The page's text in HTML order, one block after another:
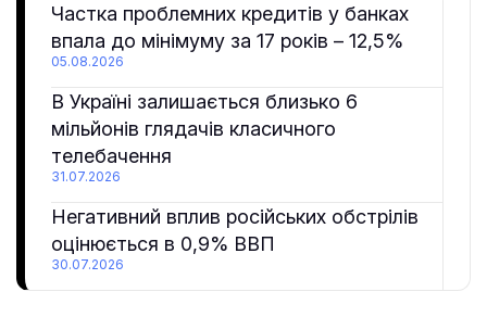
Частка проблемних кредитів у банках
впала до мінімуму за 17 років – 12,5%
05.08.2026
В Україні залишається близько 6
мільйонів глядачів класичного
телебачення
31.07.2026
Негативний вплив російських обстрілів
оцінюється в 0,9% ВВП
30.07.2026